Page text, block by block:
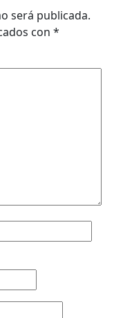
será publicada.
con *